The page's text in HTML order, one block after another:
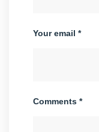
Your email *
Comments *